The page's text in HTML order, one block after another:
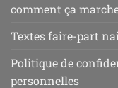
comment ça
Textes faire-part
Politique de
personnelles